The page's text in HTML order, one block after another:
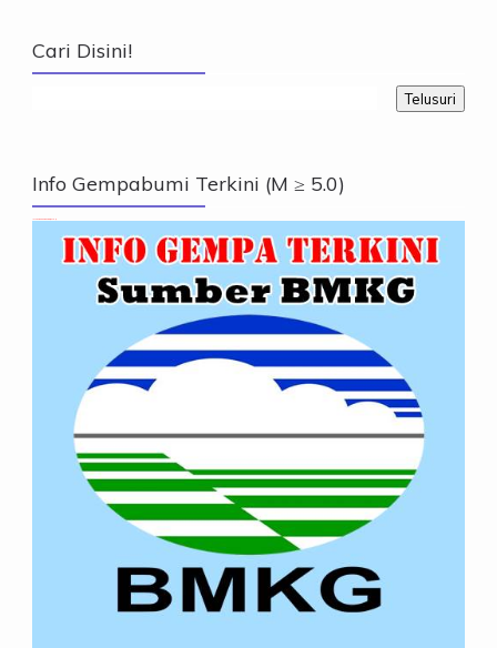
Cari Disini!
Info Gempabumi Terkini (M ≥ 5.0)